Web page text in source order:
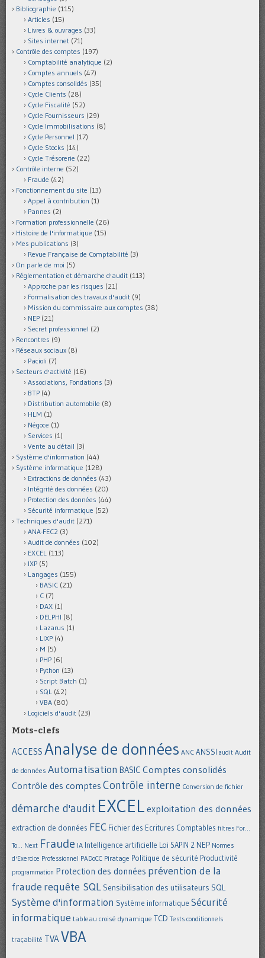
Bibliographie (115)
Articles (15)
Livres & ouvrages (33)
Sites internet (71)
Contrôle des comptes (197)
Comptabilité analytique (2)
Comptes annuels (47)
Comptes consolidés (35)
Cycle Clients (28)
Cycle Fiscalité (52)
Cycle Fournisseurs (29)
Cycle Immobilisations (8)
Cycle Personnel (17)
Cycle Stocks (14)
Cycle Trésorerie (22)
Contrôle interne (52)
Fraude (42)
Fonctionnement du site (13)
Appel à contribution (1)
Pannes (2)
Formation professionnelle (26)
Histoire de l'informatique (15)
Mes publications (3)
Revue Française de Comptabilité (3)
On parle de moi (5)
Réglementation et démarche d'audit (113)
Approche par les risques (21)
Formalisation des travaux d'audit (9)
Mission du commissaire aux comptes (38)
NEP (21)
Secret professionnel (2)
Rencontres (9)
Réseaux sociaux (8)
Pacioli (7)
Secteurs d'activité (16)
Associations, Fondations (3)
BTP (4)
Distribution automobile (8)
HLM (1)
Négoce (1)
Services (1)
Vente au détail (3)
Système d'information (44)
Système informatique (128)
Extractions de données (43)
Intégrité des données (20)
Protection des données (44)
Sécurité informatique (52)
Techniques d'audit (271)
ANA-FEC2 (3)
Audit de données (102)
EXCEL (113)
IXP (5)
Langages (155)
BASIC (21)
C (7)
DAX (1)
DELPHI (8)
Lazarus (1)
LIXP (4)
M (5)
PHP (6)
Python (13)
Script Batch (1)
SQL (42)
VBA (80)
Logiciels d'audit (23)
Mots-clefs
ACCESS Analyse de données ANC ANSSI audit Audit
de données Automatisation BASIC Comptes consolidés
Contrôle des comptes Contrôle interne Conversion de fichier
démarche d'audit EXCEL exploitation des données
extraction de données FEC Fichier des Ecritures Comptables filtres For...
To... Next Fraude IA Intelligence artificielle Loi SAPIN 2 NEP Normes
d'Exercice Professionnel PADoCC Piratage Politique de sécurité Productivité
programmation Protection des données prévention de la
fraude requête SQL Sensibilisation des utilisateurs SQL
Système d'information Système informatique Sécurité
informatique tableau croisé dynamique TCD Tests conditionnels
traçabilité TVAVBA